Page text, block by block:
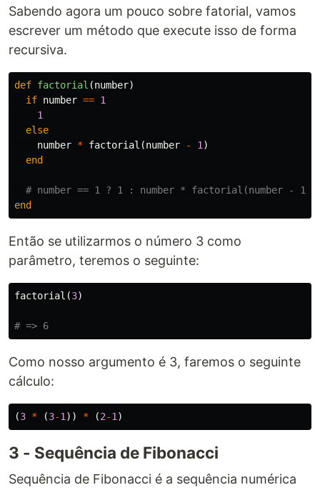
Sabendo agora um pouco sobre fatorial, vamos
escrever um método que execute isso de forma
recursiva.
def factorial (number)
if number == 1
1
else
number * factorial (number - 1 )
end
# number == 1 ? 1 : number * factorial(number - 1)
end
Então se utilizarmos o número 3 como
parâmetro, teremos o seguinte:
factorial (3)
# => 6
Como nosso argumento é 3, faremos o seguinte
cálculo:
(3 * (3-1 )) * (2-1 )
3 - Sequência de Fibonacci
Sequência de Fibonacci é a sequência numérica